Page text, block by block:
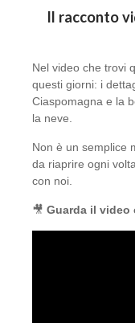
Il racconto
Nel video che trovi
questi giorni: i
Ciaspomagna e la
la neve.
Non è un semplice
da riaprire ogni
con noi.
🎥 Guarda il video